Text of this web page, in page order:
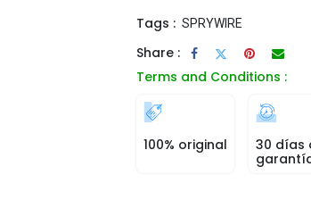
Tags : SPRYWIRE
Share :
Terms and Conditions :
100% original
30 días